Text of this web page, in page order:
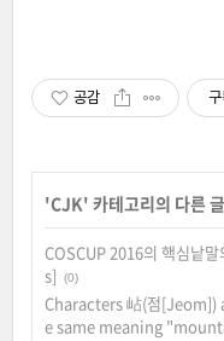
공감 구
'CJK' 카테고리의 다른 글
COSCUP 2016의 핵심낱
s]
(0)
Characters 岾(점
e same meaning